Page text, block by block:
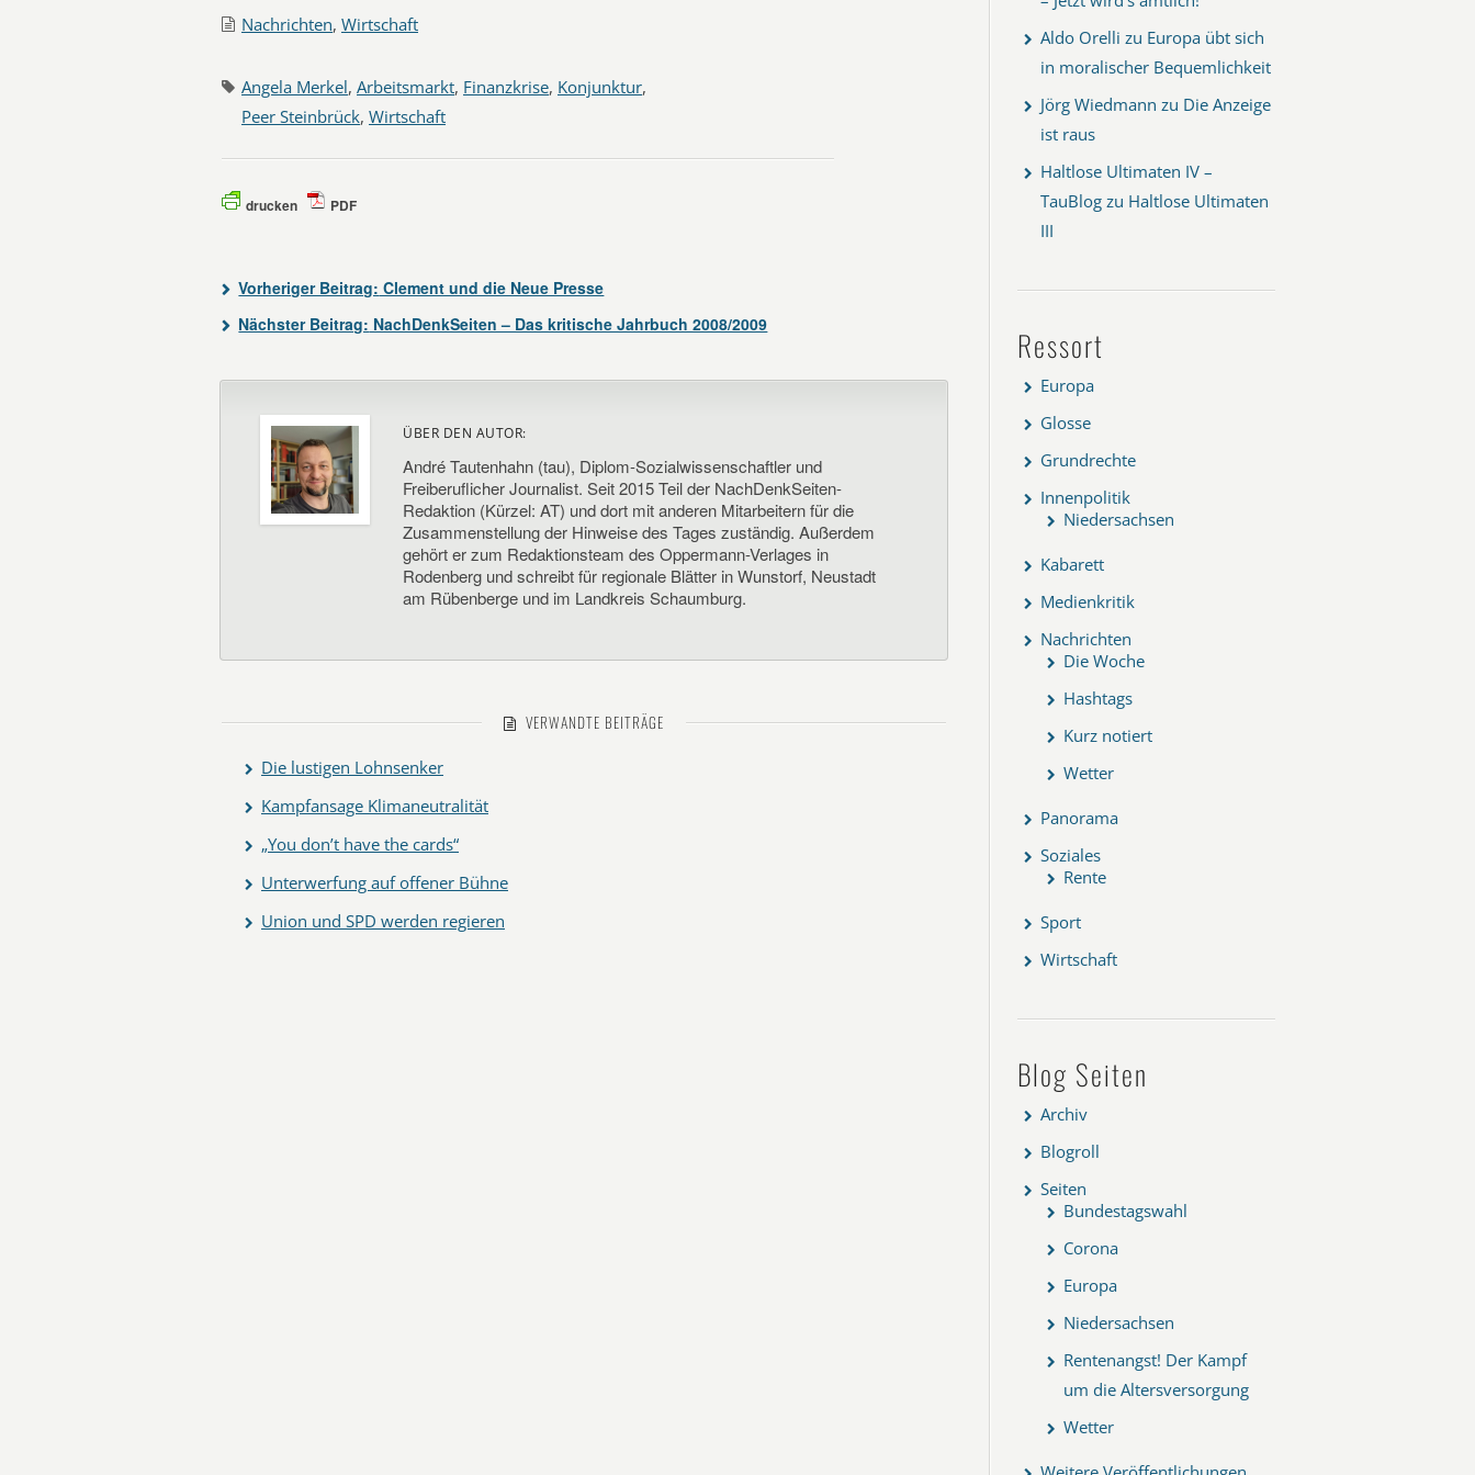
Nachrichten, Wirtschaft
Angela Merkel, Arbeitsmarkt, Finanzkrise, Konjunktur,
Peer Steinbrück, Wirtschaft
drucken PDF
Vorheriger Beitrag: Clement und die Neue Presse
Nächster Beitrag: NachDenkSeiten – Das kritische Jahrbuch 2008/2009
ÜBER DEN AUTOR:
André Tautenhahn (tau), Diplom-Sozialwissenschaftler und
Freiberuflicher Journalist. Seit 2015 Teil der NachDenkSeiten-
Redaktion (Kürzel: AT) und dort mit anderen Mitarbeitern für die
Zusammenstellung der Hinweise des Tages zuständig. Außerdem
gehört er zum Redaktionsteam des Oppermann-Verlages in
Rodenberg und schreibt für regionale Blätter in Wunstorf, Neustadt
am Rübenberge und im Landkreis Schaumburg.
VERWANDTE BEITRÄGE
Die lustigen Lohnsenker
Kampfansage Klimaneutralität
„You don’t have the cards“
Unterwerfung auf offener Bühne
Union und SPD werden regieren
Aldo Orelli zu Europa übt sich
in moralischer Bequemlichkeit
Jörg Wiedmann zu Die Anzeige
ist raus
Haltlose Ultimaten IV –
TauBlog zu Haltlose Ultimaten
III
Ressort
Europa
Glosse
Grundrechte
Innenpolitik
Niedersachsen
Kabarett
Medienkritik
Nachrichten
Die Woche
Hashtags
Kurz notiert
Wetter
Panorama
Soziales
Rente
Sport
Wirtschaft
Blog Seiten
Archiv
Blogroll
Seiten
Bundestagswahl
Corona
Europa
Niedersachsen
Rentenangst! Der Kampf
um die Altersversorgung
Wetter